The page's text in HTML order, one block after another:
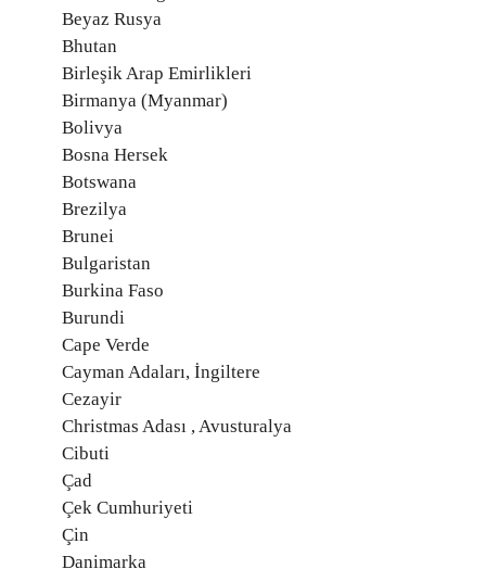
Beyaz Rusya
Bhutan
Birleşik Arap Emirlikleri
Birmanya (Myanmar)
Bolivya
Bosna Hersek
Botswana
Brezilya
Brunei
Bulgaristan
Burkina Faso
Burundi
Cape Verde
Cayman Adaları, İngiltere
Cezayir
Christmas Adası , Avusturalya
Cibuti
Çad
Çek Cumhuriyeti
Çin
Danimarka